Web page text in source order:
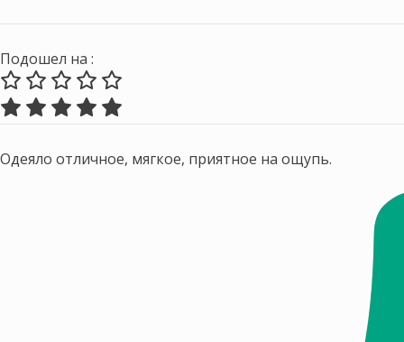
5
Подошел на :
Одеяло отличное, мягкое, приятное на ощупь.